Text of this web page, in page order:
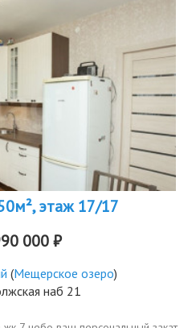
этаж 17/17
000 ₽
(Мещерское озеро)
наб 21